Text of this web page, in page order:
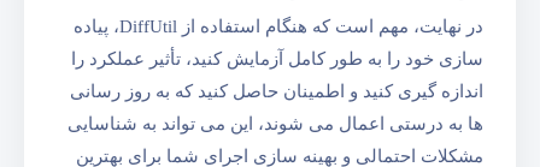
در نهایت، مهم است که هنگام استفاده از DiffUtil، پیاده
سازی خود را به طور کامل آزمایش کنید، تأثیر عملکرد را
اندازه گیری کنید و اطمینان حاصل کنید که به روز رسانی
ها به درستی اعمال می شوند، این می تواند به شناسایی
مشکلات احتمالی و بهینه سازی اجرای شما برای بهترین